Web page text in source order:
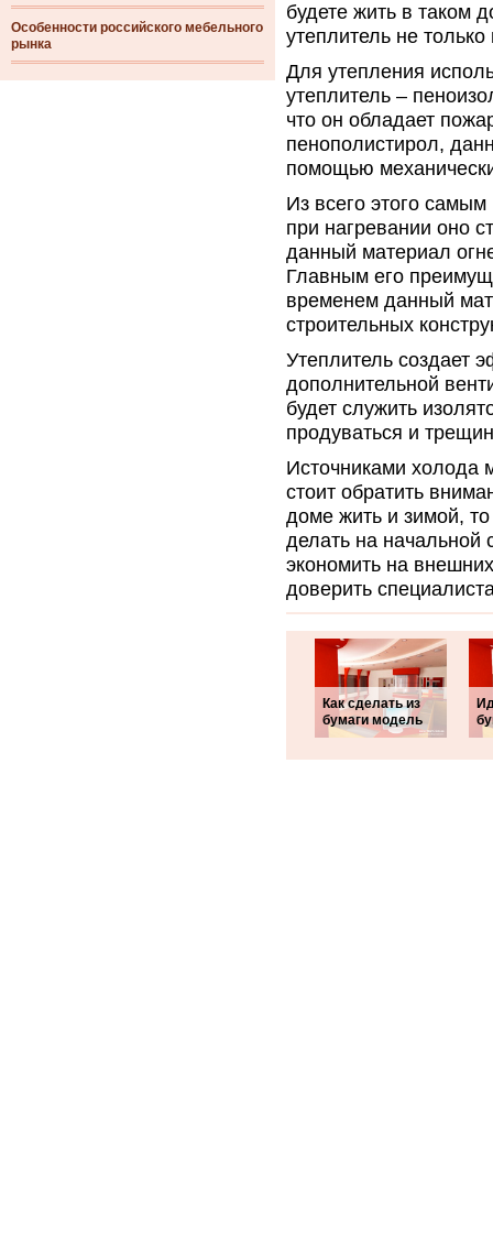
Особенности российского мебельного
рынка
будете жить в таком
утеплитель не
Для утепления
утеплитель –
что он обладает
пенополистирол,
помощью
Из всего этого
при нагревании оно
данный материал
Главным его
временем данный
строительных
Утеплитель создает
дополнительной
будет служить
продуваться и
Источниками холода
стоит обратить
доме жить и зимой,
делать на начальной
экономить на
доверить
Как сделать из
бумаги модель